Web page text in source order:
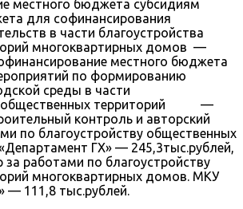
местного бюджета субсидиям
для софинансирования
в части благоустройства
многоквартирных домов —
местного бюджета
по формированию
среды в части
общественных территорий —
контроль и авторский
по благоустройству общественных
ГХ» — 245,3тыс.рублей,
за работами по благоустройству
многоквартирных домов. МКУ
— 111,8 тыс.рублей.